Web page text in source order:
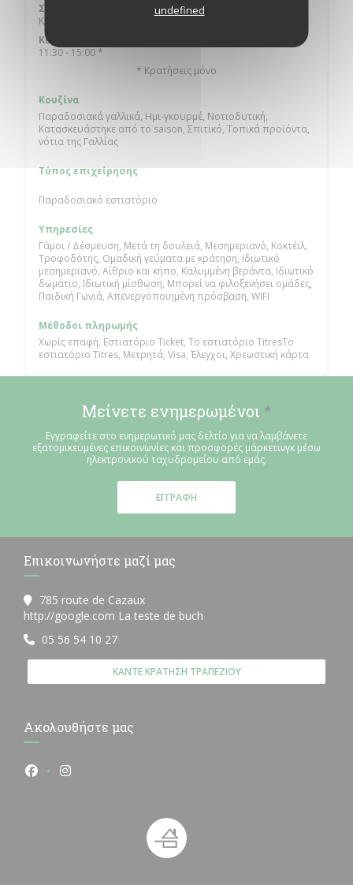
undefined
Σάββατο
Κλειστό
Κυριακή
11:30 - 15:00 *
* Κρατήσεις μόνο
Κουζίνα
Παραδοσιακά γαλλικά, Ημι-γκουρμέ, Νοτιοδυτική,
Κατασκευάστηκε από το saison, Σπιτικό, Τοπικά προϊόντα,
νότια της Γαλλίας
Τύπος επιχείρησης
Παραδοσιακό εστιατόριο
Υπηρεσίες
Γάμοι / Δέσμευση, Μετά τη δουλειά, Μεσημεριανό, Κοκτέιλ,
Τροφοδότης, Ομαδική γεύματα με κράτηση, Ιδιωτικό
μεσημεριανό, Αίθριο και κήπο, Καλυμμένη βεράντα, Ιδιωτικό
δωμάτιο, Ιδιωτική μίσθωση, Μπορεί να φιλοξενήσει ομάδες,
Παιδική Γωνιά, Απενεργοποιημένη πρόσβαση, WIFI
Μέθοδοι πληρωμής
Χωρίς επαφή, Εστιατόριο Ticket, Το εστιατόριο TitresΤο
εστιατόριο Titres, Μετρητά, Visa, Έλεγχοι, Χρεωστική κάρτα
Μείνετε ενημερωμένοι *
Εγγραφείτε στο ενημερωτικό μας δελτίο για να λαμβάνετε
εξατομικευμένες επικοινωνίες και προσφορές μάρκετινγκ μέσω
ηλεκτρονικού ταχυδρομείου από εμάς.
ΕΓΓΡΑΦΉ
Επικοινωνήστε μαζί μας
785 route de Cazaux
http://google.com La teste de buch
05 56 54 10 27
ΚΆΝΤΕ ΚΡΆΤΗΣΗ ΤΡΑΠΕΖΙΟΎ
Ακολουθήστε μας
Facebook ((ανοίγει σε νέο παράθυρο))
Instagram ((ανοίγει σε νέο παράθυρο))